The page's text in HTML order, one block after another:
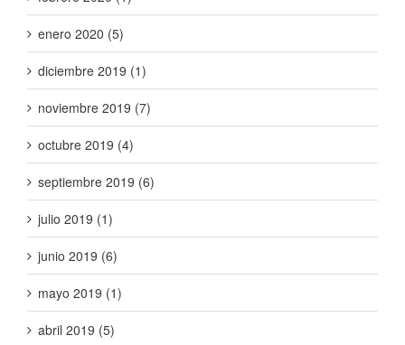
enero 2020 (5)
diciembre 2019 (1)
noviembre 2019 (7)
octubre 2019 (4)
septiembre 2019 (6)
julio 2019 (1)
junio 2019 (6)
mayo 2019 (1)
abril 2019 (5)